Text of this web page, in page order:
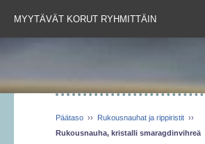
MYYTÄVÄT KORUT RYHMITTÄIN
Päätaso ›› Rukousnauhat ja rippiristit ››
Rukousnauha, kristalli smaragdinvihreä